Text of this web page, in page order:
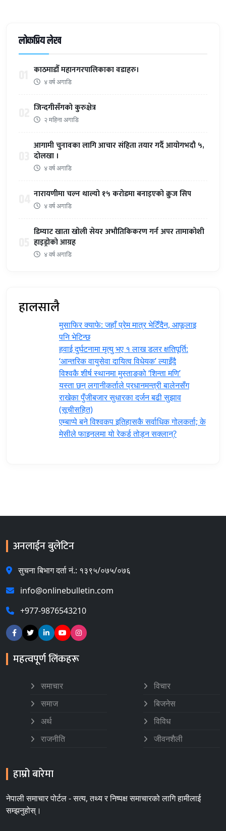
लोकप्रिय लेख
काठमाडौँ महानगरपालिकाका वडाहरु।
४ वर्ष अगाडि
जिन्दगीसँगको कुरुक्षेत्र
२ महिना अगाडि
आगामी चुनावका लागि आचार संहिता तयार गर्दै आयोगभदौ ५,
दोलखा ।
४ वर्ष अगाडि
नारायणीमा चल्न थाल्यो १५ करोडमा बनाइएको क्रुज सिप
४ वर्ष अगाडि
डिम्याट खाता खोली सेयर अभौतिकिकरण गर्न अपर तामाकोशी
हाइड्रोको आग्रह
४ वर्ष अगाडि
हालसालै
मुसाफिर क्याफे: जहाँ प्रेम मात्र भेटिँदैन, आफूलाइ
पनि भेटिन्छ
हवाई दुर्घटनामा मृत्यु भए १ लाख डलर क्षतिपूर्ति:
‘आन्तरिक वायुसेवा दायित्व विधेयक’ ल्याइँदै
विश्वकै शीर्ष स्थानमा मुस्ताङको ‘शिन्ता मणि’
यस्ता छन् लगानीकर्ताले प्रधानमन्त्री ‍बालेनसँग
राखेका पुँजीबजार सुधारका दर्जन बढी सुझाव
(सूचीसहित)
एम्बाप्पे बने विश्वकप इतिहासकै सर्वाधिक गोलकर्ता; के
मेसीले फाइनलमा यो रेकर्ड तोड्न सक्लान्?
अनलाईन बुलेटिन
सुचना बिभाग दर्ता नं.: १३९५/०७५/०७६
info@onlinebulletin.com
+977-9876543210
महत्वपूर्ण लिंकहरू
समाचार
समाज
अर्थ
राजनीति
विचार
बिजनेस
विविध
जीवनशैली
हाम्रो बारेमा
नेपाली समाचार पोर्टल - सत्य, तथ्य र निष्पक्ष समाचारको लागि हामीलाई
सम्झनुहोस्।